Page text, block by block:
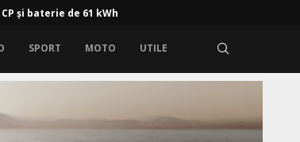
și baterie de 61 kWh
SPORT MOTO UTILE